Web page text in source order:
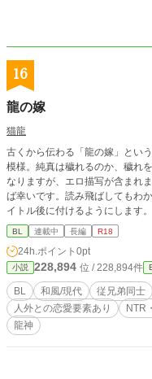
16
龍の嫁
猫龍
古くから伝わる「龍の嫁」とい
模様。純真は穢れるのか、穢れを清め
なりますが、エロ描写が含まれ
ば幸いです。読み飛ばしてもわかる様にする
イトル後に付けるようにします
＊・・・エロ（まぐわってます
せる方向け）
BL 連載中 長編 R18
24h.ポイント 0pt
小説 228,894 位 / 228,894件
BL 和風/現代 従兄弟同士
人外との恋愛要素あり
NTR
龍神